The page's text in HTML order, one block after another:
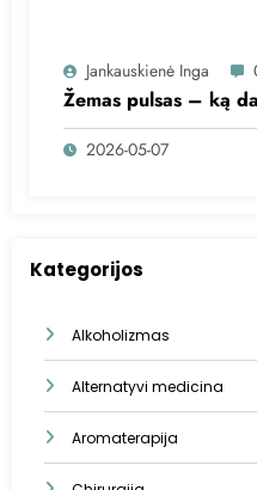
Jankauskienė Inga
Žemas pulsas – ką
2026-05-07
Kategorijos
Alkoholizmas
Alternatyvi medicina
Aromaterapija